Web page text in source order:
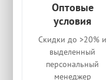
Оптовые
условия
Скидки до >20% и
выделенный
персональный
менеджер